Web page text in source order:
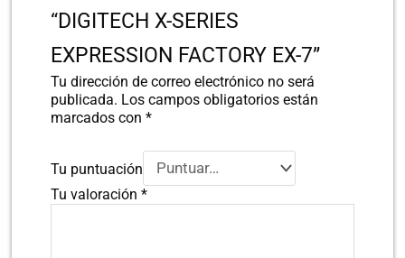
“DIGITECH X-SERIES
EXPRESSION FACTORY EX-7”
Tu dirección de correo electrónico no será
publicada. Los campos obligatorios están
marcados con*
Tu puntuación
Tu valoración*